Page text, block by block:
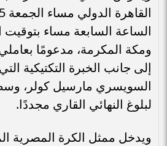
الساعة السابعة مساء بتوقيت
ومكة المكرمة، مدعومًا
إلى جانب الخبرة التكتيكية
السويسري مارسيل كولر،
لبلوغ النهائي القاري مجددًا.
ويدخل ممثل الكرة المصرية